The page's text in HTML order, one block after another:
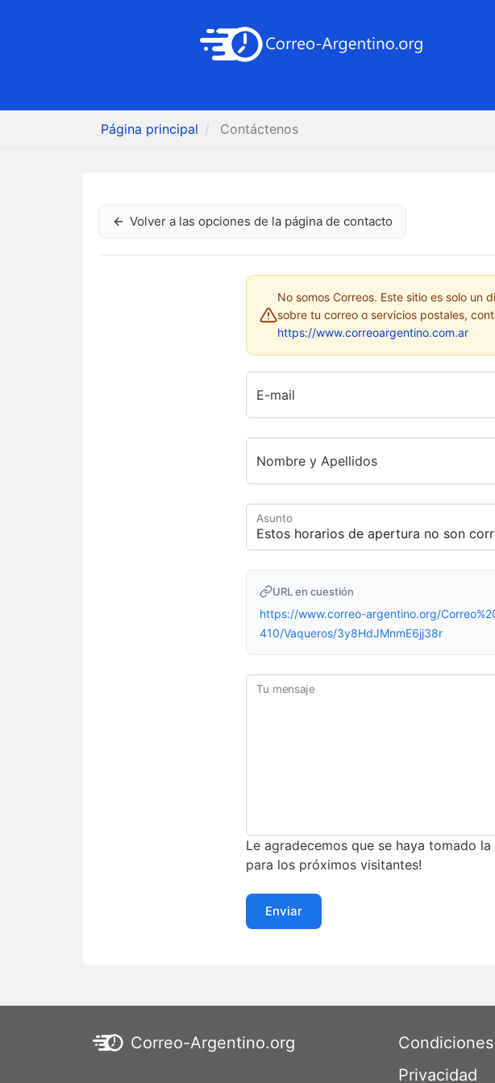
Página principal Contáctenos
Volver a las opciones de la página de contacto
No somos Correos. Este sitio es solo un
sobre tu correo o servicios postales,
https://www.correoargentino.com.ar
E-mail
Nombre y Apellidos
Asunto
URL en cuestión
https://www.correo-argentino.org/
410/Vaqueros/3y8HdJMnmE6jj38r
Tu mensaje
Le agradecemos que se haya tomado
para los próximos visitantes!
Enviar
Correo-Argentino.org
Privacidad